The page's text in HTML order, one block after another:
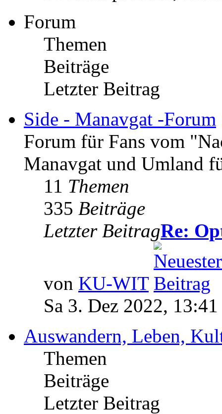
Forum
Themen
Beiträge
Letzter Beitrag
Side - Manavgat -Forum
Forum für Fans vom
Manavgat und Umland
11 Themen
335 Beiträge
Letzter BeitragRe:
von KU-WIT
Sa 3. Dez 2022, 13:41
Auswandern, Leben,
Themen
Beiträge
Letzter Beitrag